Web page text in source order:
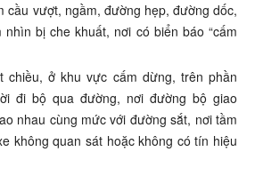
cầu vượt, ngầm, đường hẹp, đường dốc,
bị che khuất, nơi có biển báo “cấm
chiều, ở khu vực cấm dừng, trên phần
đi bộ qua đường, nơi đường bộ giao
nhau cùng mức với đường sắt, nơi tầm
không quan sát hoặc không có tín hiệu